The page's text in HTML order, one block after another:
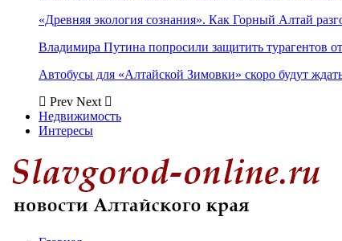
«Древняя экология сознания». Как Горный Алтай
Владимира Путина попросили защитить турагентов
Автобусы для «Алтайской Зимовки» скоро будут
Prev Next
Недвижимость
Интересы